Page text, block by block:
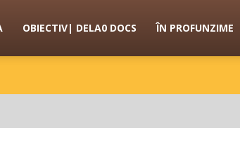
OBIECTIV| DELA0 DOCS ÎN PROFUNZIME